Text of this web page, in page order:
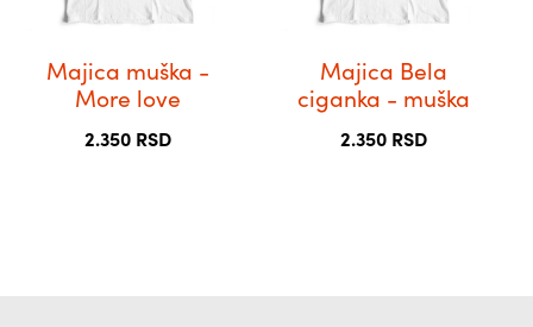
Majica muška -
More love
2.350 RSD
могу
бити
изабране
страници
Majica Bela
ciganka - muška
2.350 RSD
могу
изабране
страници